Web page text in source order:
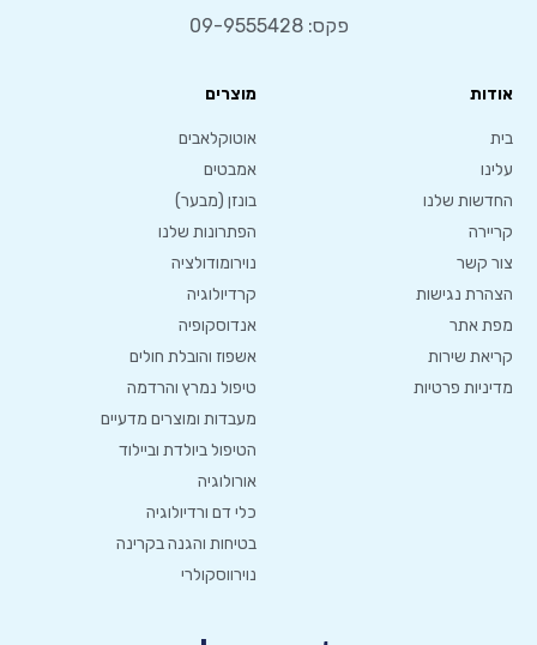
מוצרים
אוטוקלאבים
אמבטים
בונזן (מבער)
הפתרונות שלנו
נוירומודולציה
קרדיולוגיה
אנדוסקופיה
אשפוז והובלת חולים
טיפול נמרץ והרדמה
מעבדות ומוצרים מדעיים
הטיפול ביולדת וביילוד
אורולוגיה
כלי דם ורדיולוגיה
בטיחות והגנה בקרינה
נוירווסקולרי
אודות
בית
עלינו
החדשות שלנו
קריירה
צור קשר
הצהרת נגישות
מפת אתר
קריאת שירות
מדיניות פרטיות
פקס: 09-9555428